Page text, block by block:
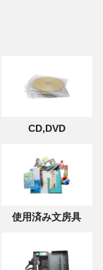
CD,DVD
使用済み文房具